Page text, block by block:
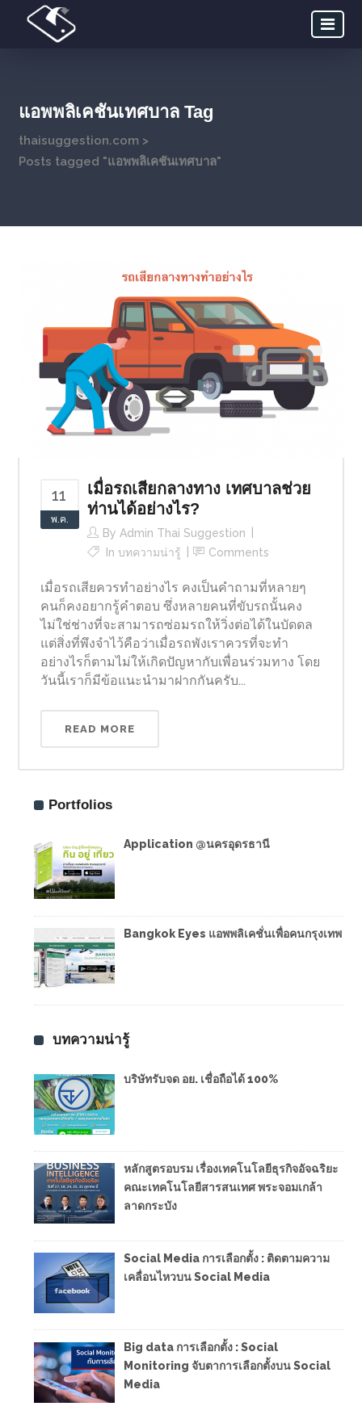
แอพพลิเคชันเทศบาล Tag
thaisuggestion.com>
Posts tagged "แอพพลิเคชันเทศบาล"
11
พ.ค.
เมื่อรถเสียกลางทาง เทศบาลช่วย
ท่านได้อย่างไร?
By Admin Thai Suggestion
Inบทความน่ารู้ Comments
เมื่อรถเสียควรทำอย่างไร คงเป็นคำถามที่หลายๆ
คนก็คงอยากรู้คำตอบ ซึ่งหลายคนที่ขับรถนั้นคง
ไม่ใช่ช่างที่จะสามารถซ่อมรถให้วิ่งต่อได้ในบัดดล
แต่สิ่งที่พึงจำไว้คือว่าเมื่อรถพังเราควรที่จะทำ
อย่างไรก็ตามไม่ให้เกิดปัญหากับเพื่อนร่วมทาง โดย
วันนี้เราก็มีข้อแนะนำมาฝากกันครับ...
READ MORE
Portfolios
Application @นครอุดรธานี
Bangkok Eyes แอพพลิเคชั่นเพื่อคนกรุงเทพ
บทความน่ารู้
บริษัทรับจด อย. เชื่อถือได้ 100%
หลักสูตรอบรม เรื่องเทคโนโลยีธุรกิจอัจฉริยะ
คณะเทคโนโลยีสารสนเทศ พระจอมเกล้า
ลาดกระบัง
Social Media การเลือกตั้ง : ติดตามความ
เคลื่อนไหวบน Social Media
Big data การเลือกตั้ง : Social
Monitoring จับตาการเลือกตั้งบน Social
Media